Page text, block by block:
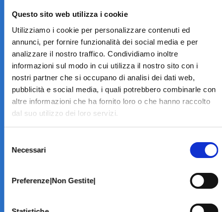
Questo sito web utilizza i cookie
Utilizziamo i cookie per personalizzare contenuti ed
annunci, per fornire funzionalità dei social media e per
analizzare il nostro traffico. Condividiamo inoltre
informazioni sul modo in cui utilizza il nostro sito con i
nostri partner che si occupano di analisi dei dati web,
pubblicità e social media, i quali potrebbero combinarle con
altre informazioni che ha fornito loro o che hanno raccolto
dal suo utilizzo dei loro servizi.
delNecessari
Preferenze|Non Gestite|
Informazioni
Contatti
Specialità
Home Page
PRENOTA ON LINE
INFORMATIVE
Home Page
Modello 231
Amministrazione Trasparente